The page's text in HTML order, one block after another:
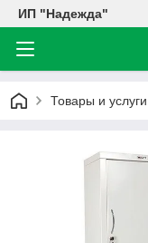
ИП "Надежда"
Товары и услуги